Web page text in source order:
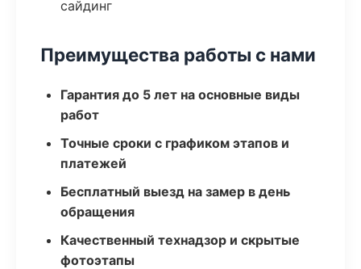
сайдинг
Преимущества работы с нами
Гарантия до 5 лет на основные виды
работ
Точные сроки с графиком этапов и
платежей
Бесплатный выезд на замер в день
обращения
Качественный технадзор и скрытые
фотоэтапы